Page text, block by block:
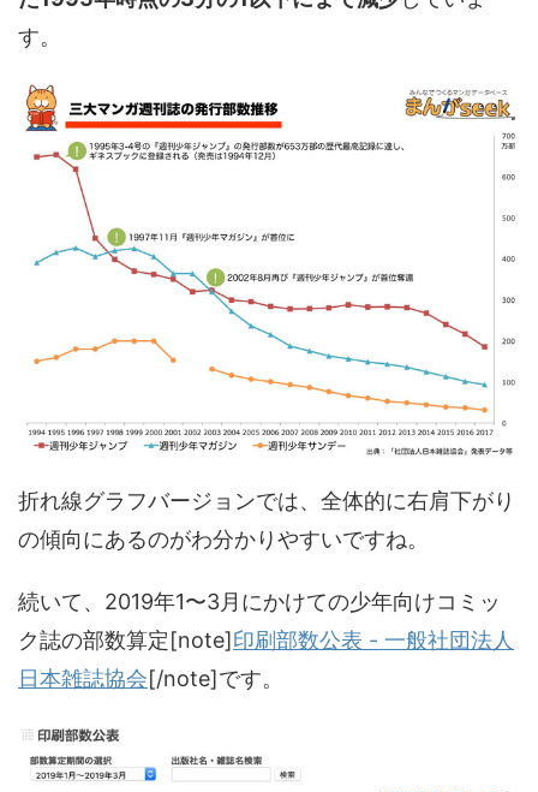
す。
折れ線グラフバージョンでは、全体的に右肩下がり
の傾向にあるのがわ分かりやすいですね。
続いて、2019年1〜3月にかけての少年向けコミッ
ク誌の部数算定[note]印刷部数公表 - 一般社団法人
日本雑誌協会[/note]です。